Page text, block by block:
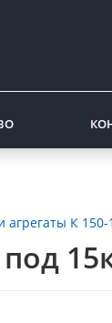
агрегаты К 150-